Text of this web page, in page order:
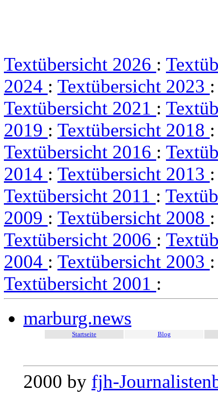
Textübersicht 2026 :
2024 : Textübersicht 2023
Textübersicht 2021 :
2019 : Textübersicht 2018
Textübersicht 2016 :
2014 : Textübersicht 2013
Textübersicht 2011 :
2009 : Textübersicht 2008
Textübersicht 2006 :
2004 : Textübersicht 2003
Textübersicht 2001 :
marburg.news
Startseite Blog
2000 by fjh-